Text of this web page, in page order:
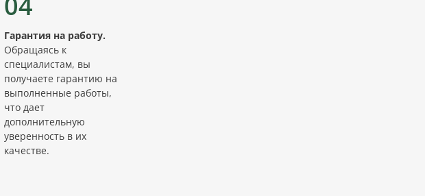
Гарантия на работу.
Обращаясь к
специалистам, вы
получаете гарантию на
выполненные работы,
что дает
дополнительную
уверенность в их
качестве.